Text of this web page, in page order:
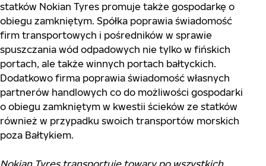
statków Nokian Tyres promuje także gospodarkę o
obiegu zamkniętym. Spółka poprawia świadomość
firm transportowych i pośredników w sprawie
spuszczania wód odpadowych nie tylko w fińskich
portach, ale także winnych portach bałtyckich.
Dodatkowo firma poprawia świadomość własnych
partnerów handlowych co do możliwości gospodarki
o obiegu zamkniętym w kwestii ścieków ze statków
również w przypadku swoich transportów morskich
poza Bałtykiem.
Nokian Tyres transportuje towary po wszystkich